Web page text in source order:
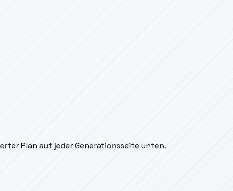
Plan auf jeder Generationsseite unten.